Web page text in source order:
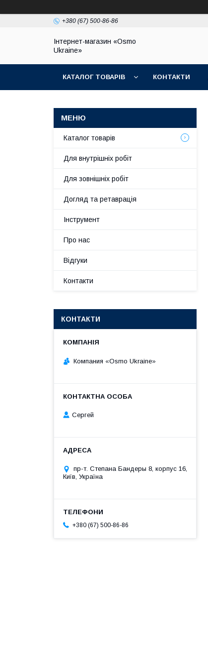
+380 (67) 500-86-86
Інтернет-магазин «Osmo
Ukraine»
КАТАЛОГ ТОВАРІВ КОНТАКТИ
Каталог товарів
Для внутрішніх робіт
Для зовнішніх робіт
Догляд та ретаврація
Інструмент
Про нас
Відгуки
Контакти
КОНТАКТИ
Компания «Osmo Ukraine»
Сергей
пр-т. Степана Бандеры 8, корпус 16,
Київ, Україна
+380 (67) 500-86-86